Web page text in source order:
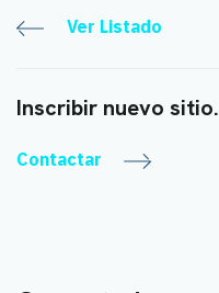
Ver Listado
Inscribir nuevo sitio.
Contactar